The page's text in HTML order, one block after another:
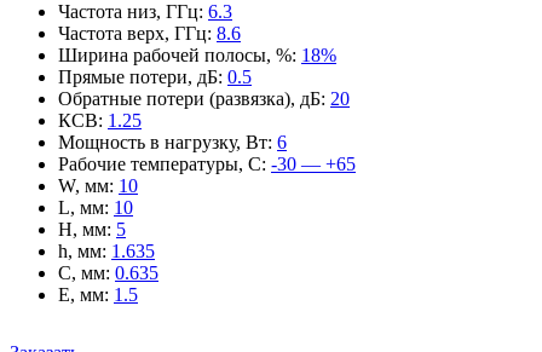
Частота низ, ГГц: 6.3
Частота верх, ГГц: 8.6
Ширина рабочей полосы, %: 18%
Прямые потери, дБ: 0.5
Обратные потери (развязка), дБ: 20
КСВ: 1.25
Мощность в нагрузку, Вт: 6
Рабочие температуры, С: -30 — +65
W, мм: 10
L, мм: 10
H, мм: 5
h, мм: 1.635
C, мм: 0.635
E, мм: 1.5